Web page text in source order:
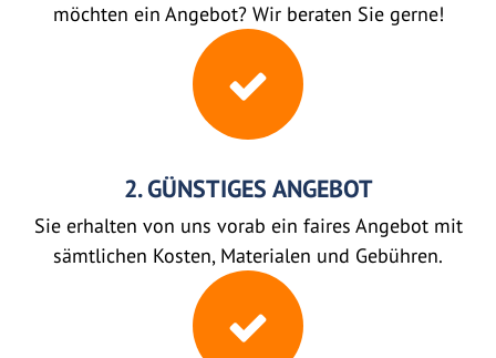
möchten ein Angebot? Wir beraten Sie gerne!
2. GÜNSTIGES ANGEBOT
Sie erhalten von uns vorab ein faires Angebot mit
sämtlichen Kosten, Materialen und Gebühren.